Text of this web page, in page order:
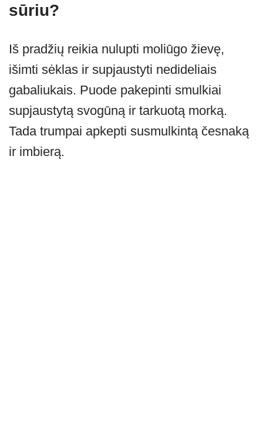
sūriu?
Iš pradžių reikia nulupti moliūgo žievę,
išimti sėklas ir supjaustyti nedideliais
gabaliukais. Puode pakepinti smulkiai
supjaustytą svogūną ir tarkuotą morką.
Tada trumpai apkepti susmulkintą česnaką
ir imbierą.